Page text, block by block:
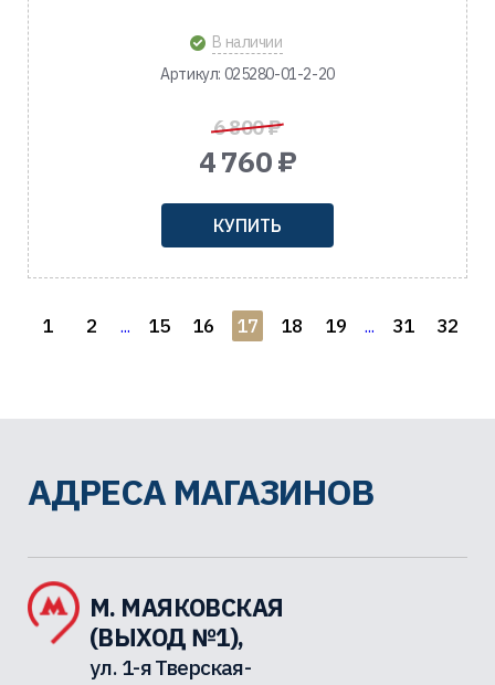
В наличии
Артикул: 025280-01-2-20
6 800 ₽
4 760 ₽
КУПИТЬ
1 2 ... 15 16 17 18 19 ... 31 32
АДРЕСА МАГАЗИНОВ
М. МАЯКОВСКАЯ
(ВЫХОД №1),
ул. 1-я Тверская-